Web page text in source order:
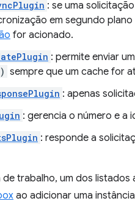
: se uma
em segundo
for acionado.
: permite enviar
sempre que um cache for
: apenas
: gerencia o número e a
: responde a
trabalho, um dos
ao adicionar uma